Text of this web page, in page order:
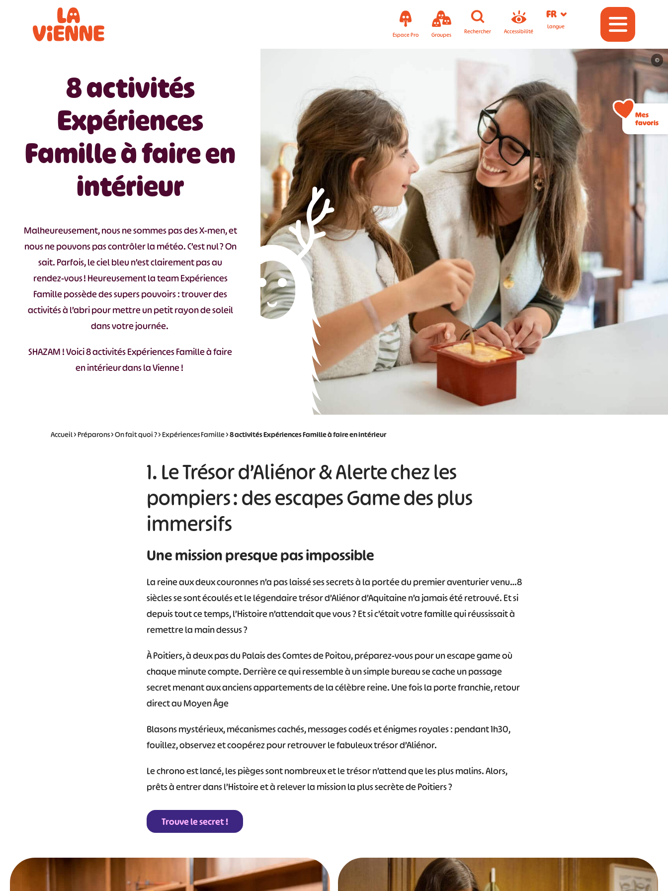
Espace Pro Groupes Rechercher Accessibilité
FR
Langue
8 activités
Expériences
Famille à faire en
intérieur
Malheureusement, nous ne sommes pas des X-men, et
nous ne pouvons pas contrôler la météo. C’est nul ? On
sait. Parfois, le ciel bleu n’est clairement pas au
rendez-vous ! Heureusement la team Expériences
Famille possède des supers pouvoirs : trouver des
activités à l’abri pour mettre un petit rayon de soleil
dans votre journée.
SHAZAM ! Voici 8 activités Expériences Famille à faire
en intérieur dans la Vienne !
©
Accueil>Préparons>On fait quoi ?>Expériences Famille>8 activités Expériences Famille à faire en intérieur
1. Le Trésor d’Aliénor & Alerte chez les
pompiers : des escapes Game des plus
immersifs
Une mission presque pas impossible
La reine aux deux couronnes n’a pas laissé ses secrets à la portée du premier aventurier venu…8
siècles se sont écoulés et le légendaire trésor d’Aliénor d’Aquitaine n’a jamais été retrouvé. Et si
depuis tout ce temps, l’Histoire n’attendait que vous ? Et si c’était votre famille qui réussissait à
remettre la main dessus ?
À Poitiers, à deux pas du Palais des Comtes de Poitou, préparez-vous pour un escape game où
chaque minute compte. Derrière ce qui ressemble à un simple bureau se cache un passage
secret menant aux anciens appartements de la célèbre reine. Une fois la porte franchie, retour
direct au Moyen Âge
Blasons mystérieux, mécanismes cachés, messages codés et énigmes royales : pendant 1h30,
fouillez, observez et coopérez pour retrouver le fabuleux trésor d’Aliénor.
Le chrono est lancé, les pièges sont nombreux et le trésor n’attend que les plus malins. Alors,
prêts à entrer dans l’Histoire et à relever la mission la plus secrète de Poitiers ?
Trouve le secret !
Mes
favoris
Panneau de gestion des cookies